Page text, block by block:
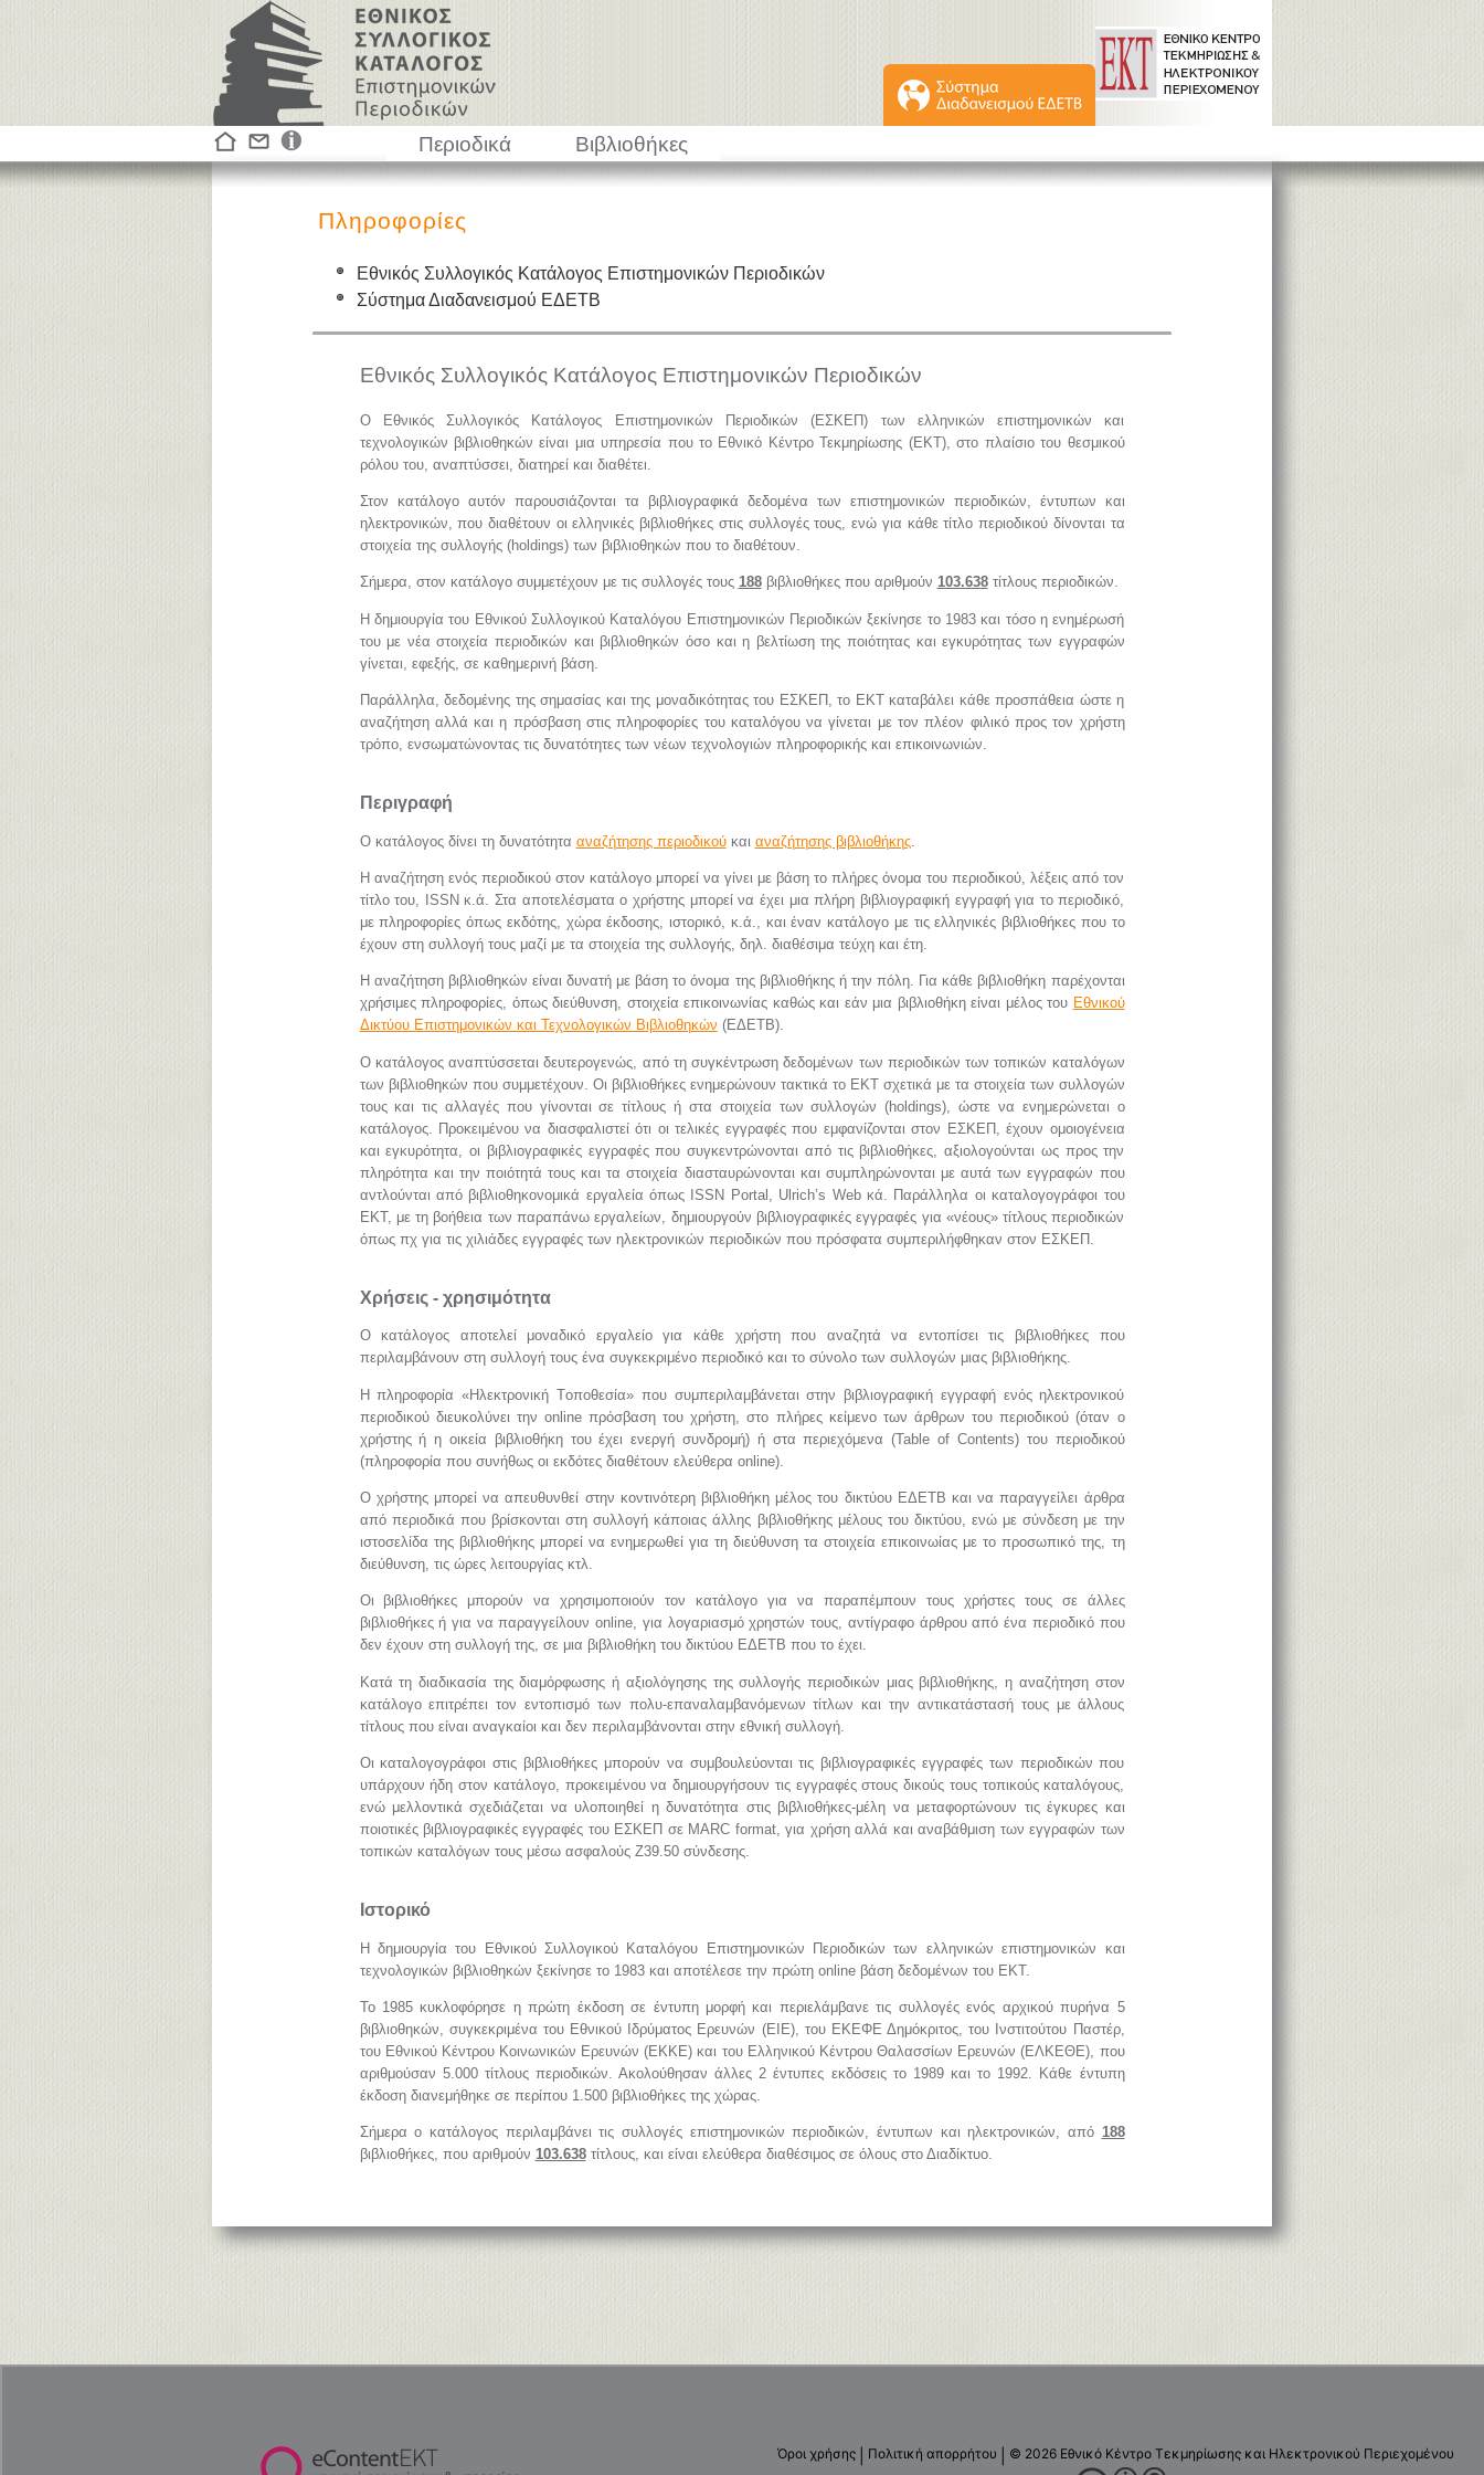
Περιοδικά Βιβλιοθήκες
Πληροφορίες
Εθνικός Συλλογικός Κατάλογος Επιστημονικών Περιοδικών
Σύστημα Διαδανεισμού ΕΔΕΤΒ
Εθνικός Συλλογικός Κατάλογος Επιστημονικών Περιοδικών
Ο Εθνικός Συλλογικός Κατάλογος Επιστημονικών Περιοδικών (ΕΣΚΕΠ) των ελληνικών επιστημονικών και
τεχνολογικών βιβλιοθηκών είναι μια υπηρεσία που το Εθνικό Κέντρο Τεκμηρίωσης (ΕΚΤ), στο πλαίσιο του θεσμικού
ρόλου του, αναπτύσσει, διατηρεί και διαθέτει.
Στον κατάλογο αυτόν παρουσιάζονται τα βιβλιογραφικά δεδομένα των επιστημονικών περιοδικών, έντυπων και
ηλεκτρονικών, που διαθέτουν οι ελληνικές βιβλιοθήκες στις συλλογές τους, ενώ για κάθε τίτλο περιοδικού δίνονται τα
στοιχεία της συλλογής (holdings) των βιβλιοθηκών που το διαθέτουν.
Σήμερα, στον κατάλογο συμμετέχουν με τις συλλογές τους 188βιβλιοθήκες που αριθμούν 103.638τίτλους περιοδικών.
Η δημιουργία του Εθνικού Συλλογικού Καταλόγου Επιστημονικών Περιοδικών ξεκίνησε το 1983 και τόσο η ενημέρωσή
του με νέα στοιχεία περιοδικών και βιβλιοθηκών όσο και η βελτίωση της ποιότητας και εγκυρότητας των εγγραφών
γίνεται, εφεξής, σε καθημερινή βάση.
Παράλληλα, δεδομένης της σημασίας και της μοναδικότητας του ΕΣΚΕΠ, το ΕΚΤ καταβάλει κάθε προσπάθεια ώστε η
αναζήτηση αλλά και η πρόσβαση στις πληροφορίες του καταλόγου να γίνεται με τον πλέον φιλικό προς τον χρήστη
τρόπο, ενσωματώνοντας τις δυνατότητες των νέων τεχνολογιών πληροφορικής και επικοινωνιών.
Περιγραφή
Ο κατάλογος δίνει τη δυνατότητα αναζήτησης περιοδικούκαι αναζήτησης βιβλιοθήκης.
Η αναζήτηση ενός περιοδικού στον κατάλογο μπορεί να γίνει με βάση το πλήρες όνομα του περιοδικού, λέξεις από τον
τίτλο του, ISSN κ.ά. Στα αποτελέσματα ο χρήστης μπορεί να έχει μια πλήρη βιβλιογραφική εγγραφή για το περιοδικό,
με πληροφορίες όπως εκδότης, χώρα έκδοσης, ιστορικό, κ.ά., και έναν κατάλογο με τις ελληνικές βιβλιοθήκες που το
έχουν στη συλλογή τους μαζί με τα στοιχεία της συλλογής, δηλ. διαθέσιμα τεύχη και έτη.
Η αναζήτηση βιβλιοθηκών είναι δυνατή με βάση το όνομα της βιβλιοθήκης ή την πόλη. Για κάθε βιβλιοθήκη παρέχονται
χρήσιμες πληροφορίες, όπως διεύθυνση, στοιχεία επικοινωνίας καθώς και εάν μια βιβλιοθήκη είναι μέλος του Εθνικού
Δικτύου Επιστημονικών και Τεχνολογικών Βιβλιοθηκών (ΕΔΕΤΒ).
Ο κατάλογος αναπτύσσεται δευτερογενώς, από τη συγκέντρωση δεδομένων των περιοδικών των τοπικών καταλόγων
των βιβλιοθηκών που συμμετέχουν. Οι βιβλιοθήκες ενημερώνουν τακτικά το ΕΚΤ σχετικά με τα στοιχεία των συλλογών
τους και τις αλλαγές που γίνονται σε τίτλους ή στα στοιχεία των συλλογών (holdings), ώστε να ενημερώνεται ο
κατάλογος. Προκειμένου να διασφαλιστεί ότι οι τελικές εγγραφές που εμφανίζονται στον ΕΣΚΕΠ, έχουν ομοιογένεια
και εγκυρότητα, οι βιβλιογραφικές εγγραφές που συγκεντρώνονται από τις βιβλιοθήκες, αξιολογούνται ως προς την
πληρότητα και την ποιότητά τους και τα στοιχεία διασταυρώνονται και συμπληρώνονται με αυτά των εγγραφών που
αντλούνται από βιβλιοθηκονομικά εργαλεία όπως ISSN Portal, Ulrich’s Web κά. Παράλληλα οι καταλογογράφοι του
ΕΚΤ, με τη βοήθεια των παραπάνω εργαλείων, δημιουργούν βιβλιογραφικές εγγραφές για «νέους» τίτλους περιοδικών
όπως πχ για τις χιλιάδες εγγραφές των ηλεκτρονικών περιοδικών που πρόσφατα συμπεριλήφθηκαν στον ΕΣΚΕΠ.
Χρήσεις - χρησιμότητα
Ο κατάλογος αποτελεί μοναδικό εργαλείο για κάθε χρήστη που αναζητά να εντοπίσει τις βιβλιοθήκες που
περιλαμβάνουν στη συλλογή τους ένα συγκεκριμένο περιοδικό και το σύνολο των συλλογών μιας βιβλιοθήκης.
Η πληροφορία «Hλεκτρονική Tοποθεσία» που συμπεριλαμβάνεται στην βιβλιογραφική εγγραφή ενός ηλεκτρονικού
περιοδικού διευκολύνει την online πρόσβαση του χρήστη, στο πλήρες κείμενο των άρθρων του περιοδικού (όταν ο
χρήστης ή η οικεία βιβλιοθήκη του έχει ενεργή συνδρομή) ή στα περιεχόμενα (Table of Contents) του περιοδικού
(πληροφορία που συνήθως οι εκδότες διαθέτουν ελεύθερα online).
Ο χρήστης μπορεί να απευθυνθεί στην κοντινότερη βιβλιοθήκη μέλος του δικτύου ΕΔΕΤΒ και να παραγγείλει άρθρα
από περιοδικά που βρίσκονται στη συλλογή κάποιας άλλης βιβλιοθήκης μέλους του δικτύου, ενώ με σύνδεση με την
ιστοσελίδα της βιβλιοθήκης μπορεί να ενημερωθεί για τη διεύθυνση τα στοιχεία επικοινωίας με το προσωπικό της, τη
διεύθυνση, τις ώρες λειτουργίας κτλ.
Οι βιβλιοθήκες μπορούν να χρησιμοποιούν τον κατάλογο για να παραπέμπουν τους χρήστες τους σε άλλες
βιβλιοθήκες ή για να παραγγείλουν online, για λογαριασμό χρηστών τους, αντίγραφο άρθρου από ένα περιοδικό που
δεν έχουν στη συλλογή της, σε μια βιβλιοθήκη του δικτύου ΕΔΕΤΒ που το έχει.
Κατά τη διαδικασία της διαμόρφωσης ή αξιολόγησης της συλλογής περιοδικών μιας βιβλιοθήκης, η αναζήτηση στον
κατάλογο επιτρέπει τον εντοπισμό των πολυ-επαναλαμβανόμενων τίτλων και την αντικατάστασή τους με άλλους
τίτλους που είναι αναγκαίοι και δεν περιλαμβάνονται στην εθνική συλλογή.
Οι καταλογογράφοι στις βιβλιοθήκες μπορούν να συμβουλεύονται τις βιβλιογραφικές εγγραφές των περιοδικών που
υπάρχουν ήδη στον κατάλογο, προκειμένου να δημιουργήσουν τις εγγραφές στους δικούς τους τοπικούς καταλόγους,
ενώ μελλοντικά σχεδιάζεται να υλοποιηθεί η δυνατότητα στις βιβλιοθήκες-μέλη να μεταφορτώνουν τις έγκυρες και
ποιοτικές βιβλιογραφικές εγγραφές του ΕΣΚΕΠ σε MARC format, για χρήση αλλά και αναβάθμιση των εγγραφών των
τοπικών καταλόγων τους μέσω ασφαλούς Z39.50 σύνδεσης.
Ιστορικό
Η δημιουργία του Εθνικού Συλλογικού Καταλόγου Επιστημονικών Περιοδικών των ελληνικών επιστημονικών και
τεχνολογικών βιβλιοθηκών ξεκίνησε το 1983 και αποτέλεσε την πρώτη online βάση δεδομένων του ΕΚΤ.
Το 1985 κυκλοφόρησε η πρώτη έκδοση σε έντυπη μορφή και περιελάμβανε τις συλλογές ενός αρχικού πυρήνα 5
βιβλιοθηκών, συγκεκριμένα του Εθνικού Ιδρύματος Ερευνών (ΕΙΕ), του ΕΚΕΦΕ Δημόκριτος, του Ινστιτούτου Παστέρ,
του Εθνικού Κέντρου Κοινωνικών Ερευνών (ΕΚΚΕ) και του Ελληνικού Κέντρου Θαλασσίων Ερευνών (ΕΛΚΕΘΕ), που
αριθμούσαν 5.000 τίτλους περιοδικών. Ακολούθησαν άλλες 2 έντυπες εκδόσεις το 1989 και το 1992. Κάθε έντυπη
έκδοση διανεμήθηκε σε περίπου 1.500 βιβλιοθήκες της χώρας.
Σήμερα ο κατάλογος περιλαμβάνει τις συλλογές επιστημονικών περιοδικών, έντυπων και ηλεκτρονικών, από 188
βιβλιοθήκες, που αριθμούν 103.638τίτλους, και είναι ελεύθερα διαθέσιμος σε όλους στο Διαδίκτυο.